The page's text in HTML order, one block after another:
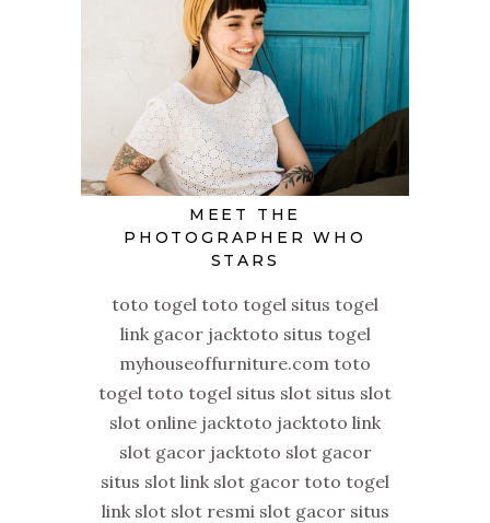
MEET THE
PHOTOGRAPHER WHO
STARS
toto togel toto togel situs togel
link gacor jacktoto situs togel
myhouseoffurniture.com toto
togel toto togel situs slot situs slot
slot online jacktoto jacktoto link
slot gacor jacktoto slot gacor
situs slot link slot gacor toto togel
link slot slot resmi slot gacor situs